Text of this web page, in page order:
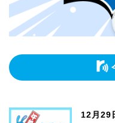
12月29